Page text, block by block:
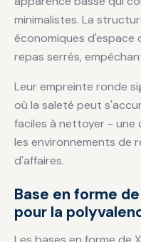
minimalistes. La
économiques d'espace
repas serrés,
Leur empreinte ronde
où la saleté peut
faciles à nettoyer - une
les environnements de
d'affaires.
Base en forme
pour la